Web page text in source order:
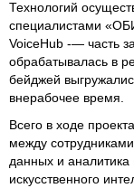
Технологий
специалистами
VoiceHub -— часть
обрабатывалась в
бейджей
внерабочее время.
Всего в ходе
между
данных и
искусственного